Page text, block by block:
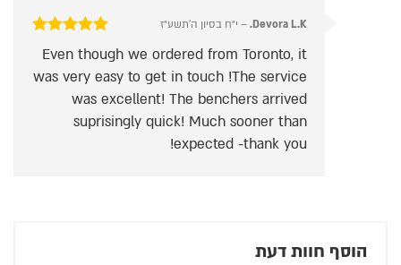
Devora L.K.
– י״ח בסיון ה׳תשע״ז
Even though we ordered from Toronto, it
was very easy to get in touch !The service
was excellent! The benchers arrived
suprisingly quick! Much sooner than
expected -thank you!
הוסף חוות דעת